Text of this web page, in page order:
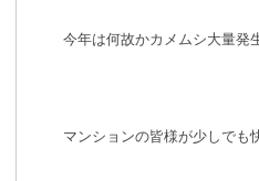
今年は何故かカメムシ大量発
マンションの皆様が少しでも